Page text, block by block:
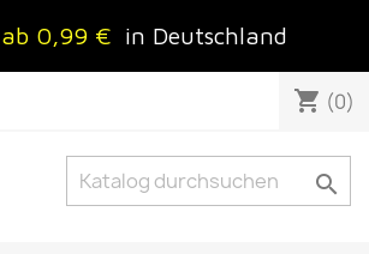
ab 0,99 € in Deutschland
shopping_cart (0)
